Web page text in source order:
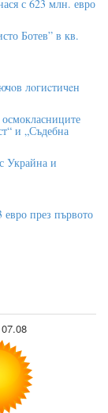
07.08
с 623 млн. евро
Ботев” в кв.
лoгиcтичeн
и „Съдебна
Украйна и
евро през първото